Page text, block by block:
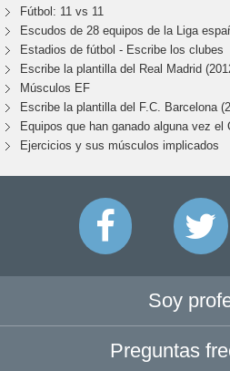
Fútbol: 11 vs 11
Escudos de 28 equipos de la Liga
Estadios de fútbol - Escribe los clubes
Escribe la plantilla del Real Madrid
Músculos EF
Escribe la plantilla del F.C. Barcelona
Equipos que han ganado alguna vez el
Ejercicios y sus músculos implicados
Soy
Preguntas